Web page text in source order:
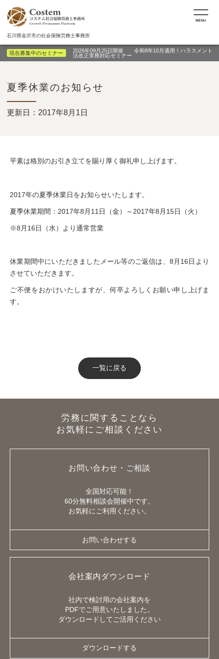
石川県金沢市の社会保険労務士事務所
MENU
現在募集中のセミナー
2026年09月25日開催 令和8年10月適用！ハラスメント
法改正実務対応セミナー
夏季休業のお知らせ
更新日：2017年8月1日
平素は格別のお引き立てを賜り厚く御礼申し上げます。
2017年の夏季休業日をお知らせいたします。
夏季休業期間：2017年8月11日（金）～2017年8月15日（火）
※8月16日（水）より通常営業
休業期間中にいただきましたメール等のご返信は、8月16日より
させていただきます。
ご不便をおかけいたしますが、何卒よろしくお願い申し上げま
す。
一覧に戻る
労務に関することなら
お気軽にご相談ください
お問い合わせ・ご相談
全国対応可能！
60分無料相談会開催中です。
お気軽にご利用ください。
お問い合わせする
会社案内ダウンロード
社内で検討用の会社案内を
PDFでご用意いたしました。
ダウンロードしてご活用ください
ダウンロードする